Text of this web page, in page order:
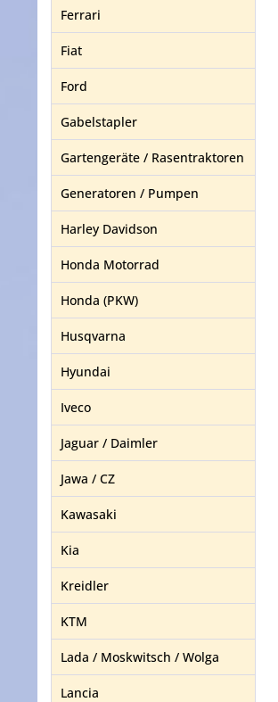
Ferrari
Fiat
Ford
Gabelstapler
Gartengeräte / Rasentraktoren
Generatoren / Pumpen
Harley Davidson
Honda Motorrad
Honda (PKW)
Husqvarna
Hyundai
Iveco
Jaguar / Daimler
Jawa / CZ
Kawasaki
Kia
Kreidler
KTM
Lada / Moskwitsch / Wolga
Lancia